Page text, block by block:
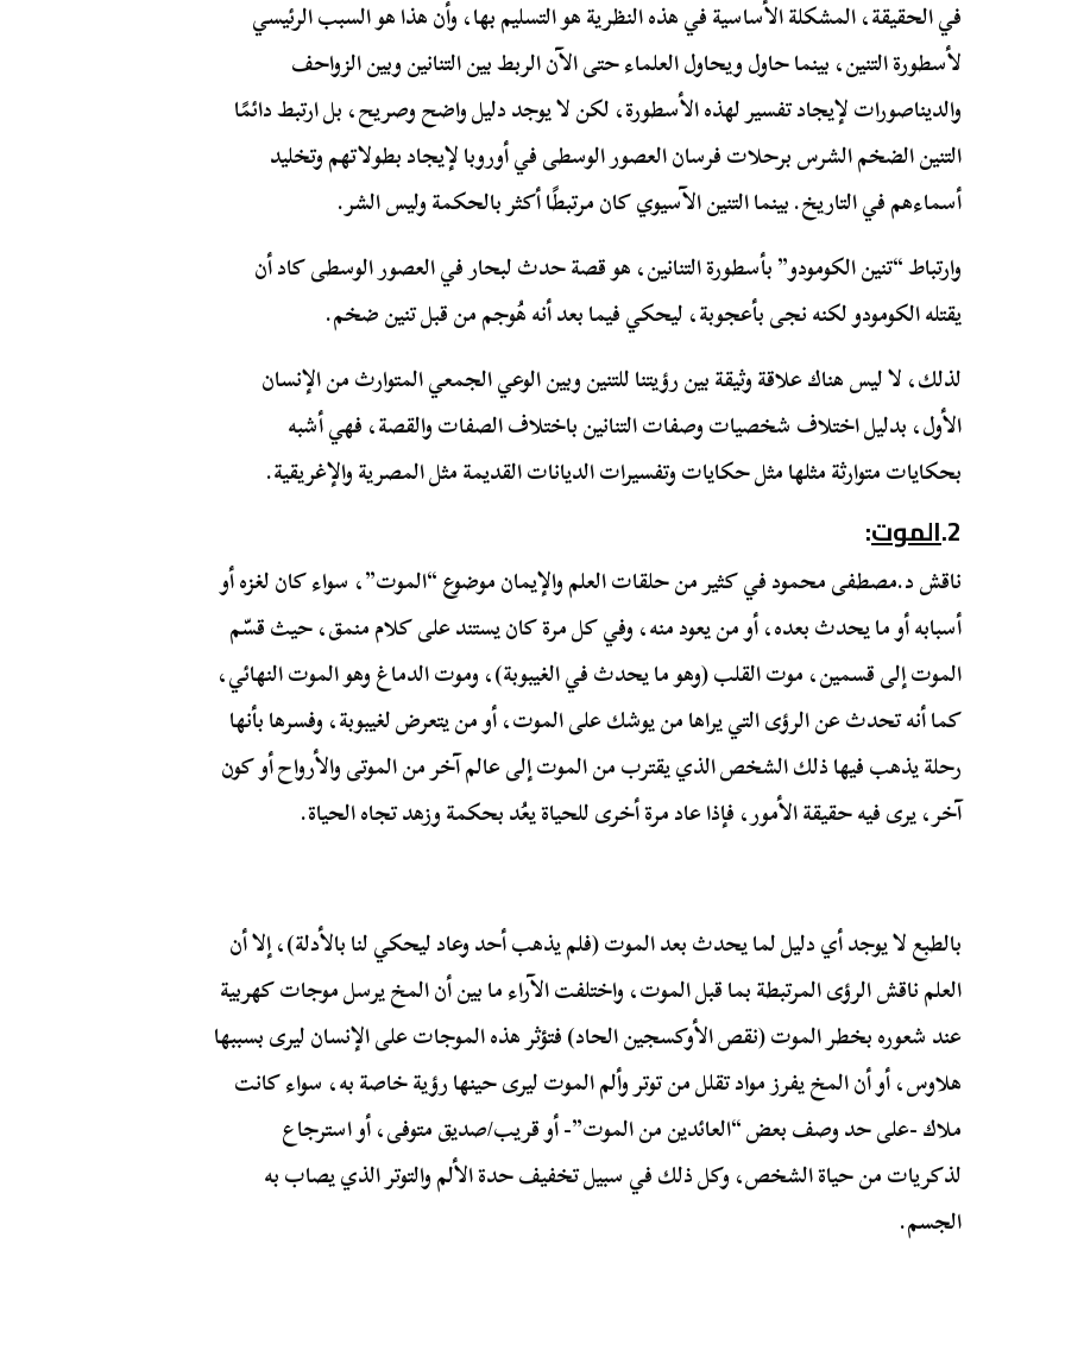
في الحقيقة، المشكلة الأساسية في هذه النظرية هو التسليم بها، وأن هذا هو السبب الرئيسي
لأسطورة التنين، بينما حاول ويحاول العلماء حتى الآن الربط بين التنانين وبين الزواحف
والديناصورات لإيجاد تفسير لهذه الأسطورة، لكن لا يوجد دليل واضح وصريح، بل ارتبط دائمًا
التنين الضخم الشرس برحلات فرسان العصور الوسطى في أوروبا لإيجاد بطولاتهم وتخليد
أسماءهم في التاريخ. بينما التنين الآسيوي كان مرتبطًا أكثر بالحكمة وليس الشر.
وارتباط “تنين الكومودو” بأسطورة التنانين، هو قصة حدث لبحار في العصور الوسطى كاد أن
يقتله الكومودو لكنه نجى بأعجوبة، ليحكي فيما بعد أنه هُوجم من قبل تنين ضخم.
لذلك، لا ليس هناك علاقة وثيقة بين رؤيتنا للتنين وبين الوعي الجمعي المتوارث من الإنسان
الأول، بدليل اختلاف شخصيات وصفات التنانين باختلاف الصفات والقصة، فهي أشبه
بحكايات متوارثة مثلها مثل حكايات وتفسيرات الديانات القديمة مثل المصرية والإغريقية.
2.الموت:
ناقش د.مصطفى محمود في كثير من حلقات العلم والإيمان موضوع “الموت”، سواء كان لغزه أو
أسبابه أو ما يحدث بعده، أو من يعود منه، وفي كل مرة كان يستند على كلام منمق، حيث قسّم
الموت إلى قسمين، موت القلب (وهو ما يحدث في الغيبوبة)، وموت الدماغ وهو الموت النهائي،
كما أنه تحدث عن الرؤى التي يراها من يوشك على الموت، أو من يتعرض لغيبوبة، وفسرها بأنها
رحلة يذهب فيها ذلك الشخص الذي يقترب من الموت إلى عالم آخر من الموتى والأرواح أو كون
آخر، يرى فيه حقيقة الأمور، فإذا عاد مرة أخرى للحياة يعُد بحكمة وزهد تجاه الحياة.
بالطبع لا يوجد أي دليل لما يحدث بعد الموت (فلم يذهب أحد وعاد ليحكي لنا بالأدلة)، إلا أن
العلم ناقش الرؤى المرتبطة بما قبل الموت، واختلفت الآراء ما بين أن المخ يرسل موجات كهربية
عند شعوره بخطر الموت (نقص الأوكسجين الحاد) فتؤثر هذه الموجات على الإنسان ليرى بسببها
هلاوس، أو أن المخ يفرز مواد تقلل من توتر وألم الموت ليرى حينها رؤية خاصة به، سواء كانت
ملاك -على حد وصف بعض “العائدين من الموت”- أو قريب/صديق متوفى، أو استرجاع
لذكريات من حياة الشخص، وكل ذلك في سبيل تخفيف حدة الألم والتوتر الذي يصاب به
الجسم.